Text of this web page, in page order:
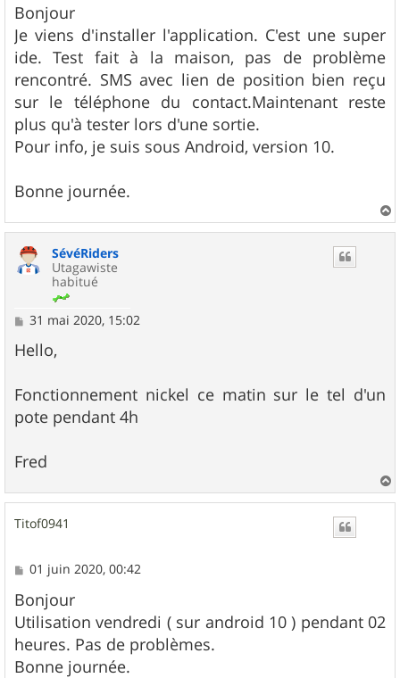
s
s
a
g
e
Bonjour
Je viens d'installer l'application. C'est une super
ide. Test fait à la maison, pas de problème
rencontré. SMS avec lien de position bien reçu
sur le téléphone du contact.Maintenant reste
plus qu'à tester lors d'une sortie.
Pour info, je suis sous Android, version 10.
Bonne journée.
a
SévéRiders
Utagawiste
habitué
M
s
s
g
e
31 mai 2020, 15:02
Hello,
Fonctionnement nickel ce matin sur le tel d'un
pote pendant 4h
Fred
a
Titof0941
M
s
s
a
g
e
01 juin 2020, 00:42
Bonjour
Utilisation vendredi ( sur android 10 ) pendant 02
heures. Pas de problèmes.
Bonne journée.